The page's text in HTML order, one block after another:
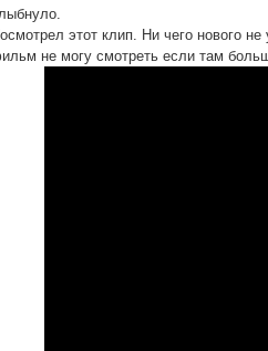
этот клип. Ни чего нового
не могу смотреть если там